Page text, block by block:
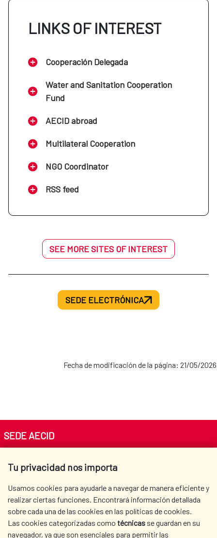
LINKS OF INTEREST
Cooperación Delegada
Water and Sanitation Cooperation
Fund
AECID abroad
Multilateral Cooperation
NGO Coordinator
RSS feed
SEE MORE SITES OF INTEREST
SEDE ELECTRÓNICA
Fecha de modificación de la página: 21/05/2026
Tu privacidad nos importa
Usamos cookies para ayudarle a navegar de manera eficiente y
realizar ciertas funciones. Encontrará información detallada
sobre cada una de las cookies en las políticas de cookies.
Las cookies categorizadas como técnicas se guardan en su
navegador, ya que son esenciales para permitir las
SEDE AECID
Tel. +34 900 20 30 54​​​​​​​
AECID
WHERE DO WE COOPERATE?
SPANISH HUMANITARIAN
PRESS ROOM